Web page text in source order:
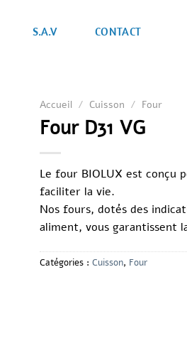
S.A.V CONTACT
Accueil / Cuisson / Four
Four D31 VG
Le four BIOLUX est conçu
faciliter la vie.
Nos fours, dotés des
aliment, vous garantissent
Catégories : Cuisson, Four